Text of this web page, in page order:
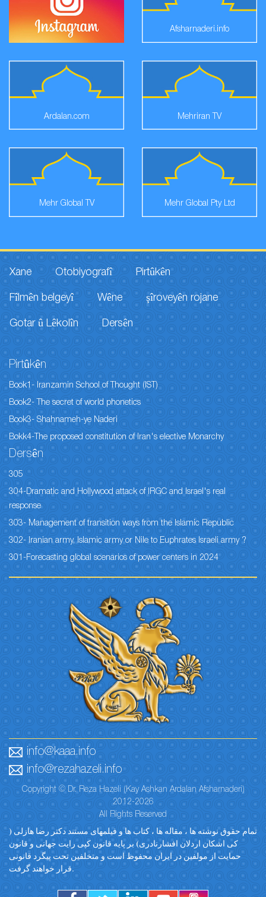
Afsharnaderi.info
Ardalan.com Mehriran TV
Mehr Global TV Mehr Global Pty Ltd
Xane Otobiyografî Pirtûkên
Fîlmên belgeyî Wêne şîroveyên rojane
Gotar û Lêkolîn Dersên
Pirtûkên
Book1- Iranzamin School of Thought (IST)
Book2- The secret of world phonetics
Book3- Shahnameh-ye Naderi
Bokk4-The proposed constitution of Iran's elective Monarchy
Dersên
305
304-Dramatic and Hollywood attack of IRGC and Israel's real
response
303- Management of transition ways from the Islamic Republic
302- Iranian army, Islamic army or Nile to Euphrates Israeli army ?
301-Forecasting global scenarios of power centers in 2024
info@kaaa.info
info@rezahazeli.info
Copyright © Dr. Reza Hazeli (Kay Ashkan Ardalan Afsharnaderi)
2012-2026
All Rights Reserved
تمام حقوق نوشته ها ، مقاله ها ، کتاب ها و فیلمهای مستند دکتر رضا هازلی (
کی اشکان اردلان افشارنادری) بر پایه قانون کپی رایت جهانی و قانون
حمایت از مولفین در ایران محفوظ است و متخلفین تحت پیگرد قانونی
قرار خواهند گرفت.